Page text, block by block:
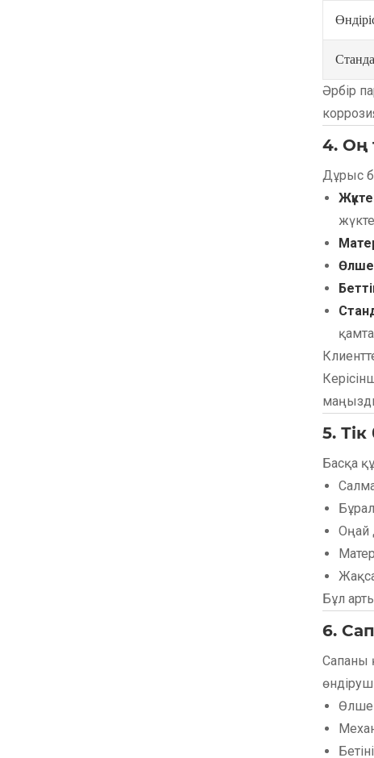
Әрбір
4. Оң
Дұрыс
5.
Басқа
Оңай
Бұл
6.
Сапаны